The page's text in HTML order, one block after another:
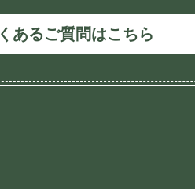
あるご質問はこちら